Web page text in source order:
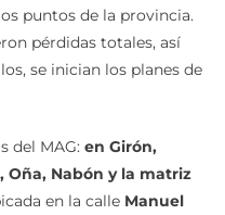
puntos de la provincia.
pérdidas totales, así
se inician los planes de
del MAG: en Girón,
Oña, Nabón y la matriz
en la calle Manuel